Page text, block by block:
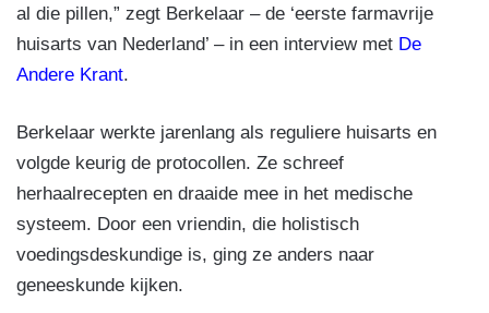
al die pillen,” zegt Berkelaar – de ‘eerste farmavrije
huisarts van Nederland’ – in een interview met De
Andere Krant.
Berkelaar werkte jarenlang als reguliere huisarts en
volgde keurig de protocollen. Ze schreef
herhaalrecepten en draaide mee in het medische
systeem. Door een vriendin, die holistisch
voedingsdeskundige is, ging ze anders naar
geneeskunde kijken.